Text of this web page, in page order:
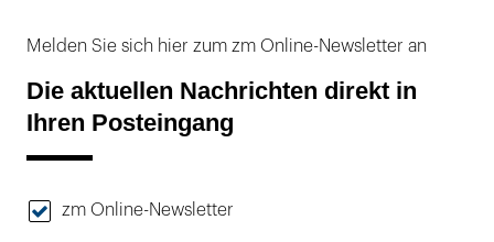
Melden Sie sich hier zum zm Online-Newsletter an
Die aktuellen Nachrichten direkt in
Ihren Posteingang
zm Online-Newsletter